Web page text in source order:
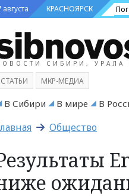
августа КРАСНОЯРСК
СИБИРИ, УРАЛА
СТАТЬИ МКР-МЕДИА
В Сибири В мире В
Общество